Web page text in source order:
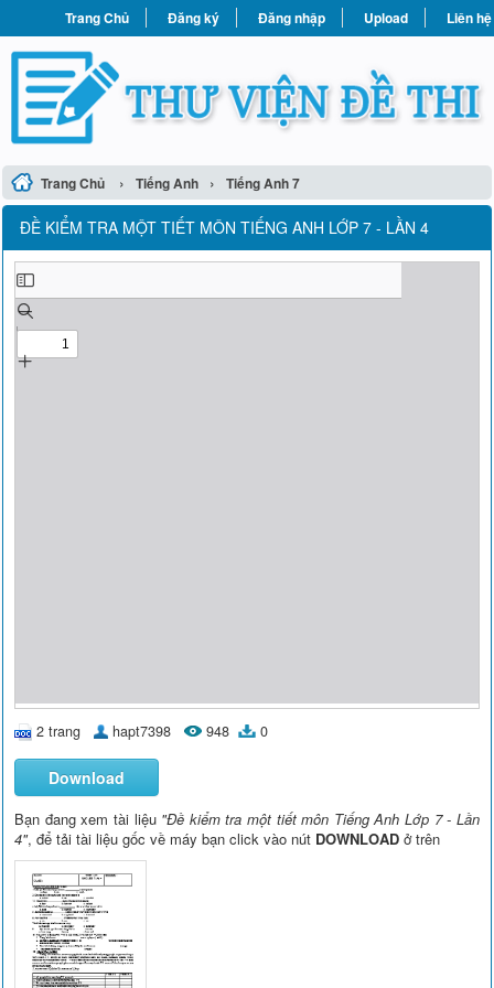
Trang Chủ Đăng ký Đăng nhập Upload Liên hệ
Trang Chủ › Tiếng Anh › Tiếng Anh 7
ĐỀ KIỂM TRA MỘT TIẾT MÔN TIẾNG ANH LỚP 7 - LẦN 4
2 trang hapt7398 948 0
Download
Bạn đang xem tài liệu "Đề kiểm tra một tiết môn Tiếng Anh Lớp 7 - Lần
4", để tải tài liệu gốc về máy bạn click vào nút DOWNLOAD ở trên